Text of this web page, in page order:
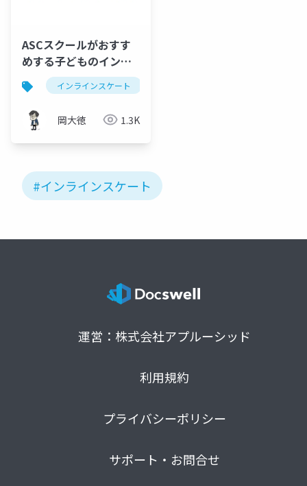
ASCスクールがおすす
めする子どものインラ
インスケートインラインスケート
岡大徳 1.3K
#インラインスケート
運営：株式会社アプルーシッド
利用規約
プライバシーポリシー
サポート・お問合せ